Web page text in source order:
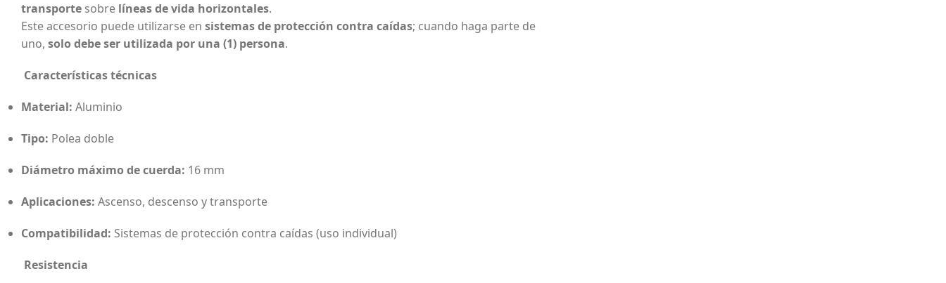
transporte sobre líneas de vida horizontales.
Este accesorio puede utilizarse en sistemas de protección contra caídas; cuando haga parte de
uno, solo debe ser utilizada por una (1) persona.
Características técnicas
Material: Aluminio
Tipo: Polea doble
Diámetro máximo de cuerda: 16 mm
Aplicaciones: Ascenso, descenso y transporte
Compatibilidad: Sistemas de protección contra caídas (uso individual)
Resistencia